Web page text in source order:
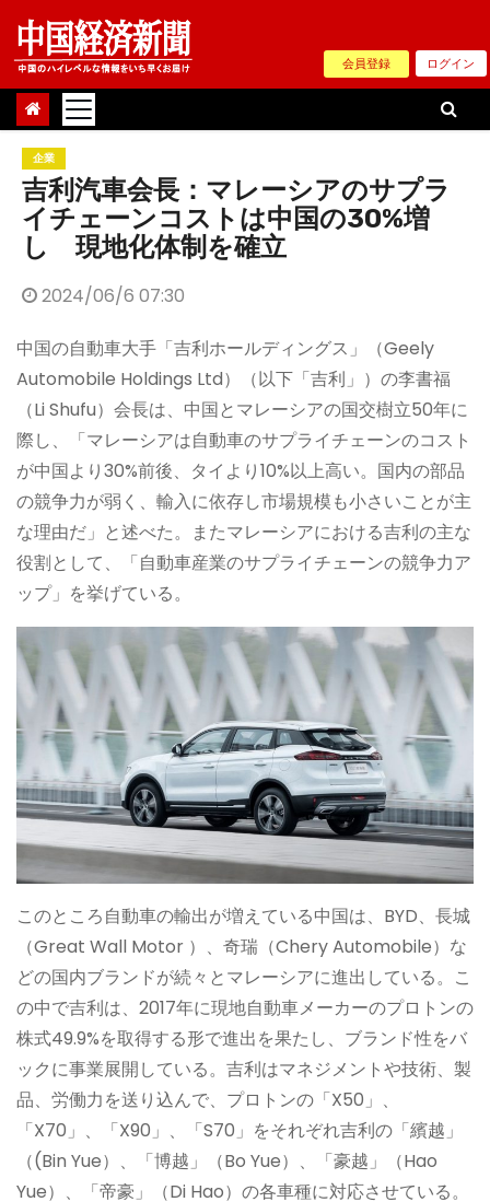
Skip
content
会員登録 ログイン
企業
吉利汽車会長：マレーシアのサプラ
イチェーンコストは中国の30%増
し 現地化体制を確立
2024/06/6 07:30
中国の自動車大手「吉利ホールディングス」（Geely
Automobile Holdings Ltd）（以下「吉利」）の李書福
（Li Shufu）会長は、中国とマレーシアの国交樹立50年に
際し、「マレーシアは自動車のサプライチェーンのコスト
が中国より30%前後、タイより10%以上高い。国内の部品
の競争力が弱く、輸入に依存し市場規模も小さいことが主
な理由だ」と述べた。またマレーシアにおける吉利の主な
役割として、「自動車産業のサプライチェーンの競争力ア
ップ」を挙げている。
このところ自動車の輸出が増えている中国は、BYD、長城
（Great Wall Motor ）、奇瑞（Chery Automobile）な
どの国内ブランドが続々とマレーシアに進出している。こ
の中で吉利は、2017年に現地自動車メーカーのプロトンの
株式49.9%を取得する形で進出を果たし、ブランド性をバ
ックに事業展開している。吉利はマネジメントや技術、製
品、労働力を送り込んで、プロトンの「X50」、
「X70」、「X90」、「S70」をそれぞれ吉利の「繽越」
（(Bin Yue）、「博越」（Bo Yue）、「豪越」（Hao
Yue）、「帝豪」（Di Hao）の各車種に対応させている。